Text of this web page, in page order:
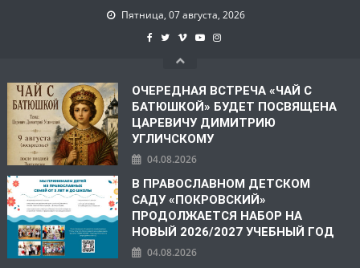
Пятница, 07 августа, 2026
ОЧЕРЕДНАЯ ВСТРЕЧА «ЧАЙ С
БАТЮШКОЙ» БУДЕТ ПОСВЯЩЕНА
ЦАРЕВИЧУ ДИМИТРИЮ
УГЛИЧСКОМУ
04.08.2026
В ПРАВОСЛАВНОМ ДЕТСКОМ
САДУ «ПОКРОВСКИЙ»
ПРОДОЛЖАЕТСЯ НАБОР НА
НОВЫЙ 2026/2027 УЧЕБНЫЙ ГОД
04.08.2026